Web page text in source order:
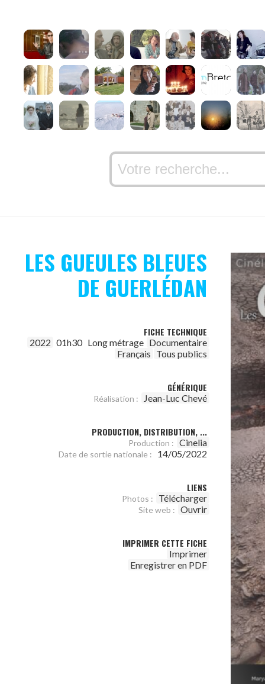
LES GUEULES BLEUES
DE GUERLÉDAN
FICHE TECHNIQUE
2022 01h30 Long métrage Documentaire
Français Tous publics
GÉNÉRIQUE
Réalisation : Jean-Luc Chevé
PRODUCTION, DISTRIBUTION, ...
Production : Cinelia
Date de sortie nationale : 14/05/2022
LIENS
Photos : Télécharger
Site web : Ouvrir
IMPRIMER CETTE FICHE
Imprimer
Enregistrer en PDF